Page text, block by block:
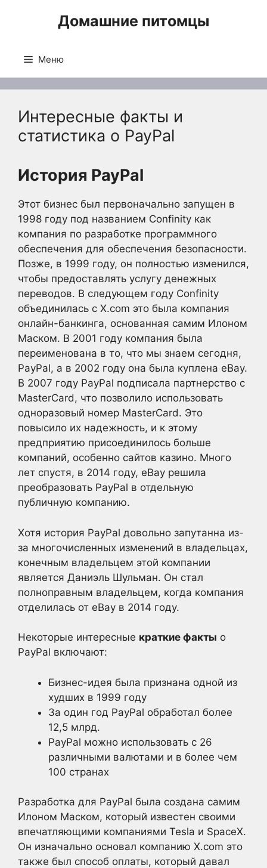
Домашние питомцы
Меню
Интересные факты и
статистика о PayPal
История PayPal
Этот бизнес был первоначально запущен в
1998 году под названием Confinity как
компания по разработке программного
обеспечения для обеспечения безопасности.
Позже, в 1999 году, он полностью изменился,
чтобы предоставлять услугу денежных
переводов. В следующем году Confinity
объединилась с X.com это была компания
онлайн-банкинга, основанная самим Илоном
Маском. В 2001 году компания была
переименована в то, что мы знаем сегодня,
PayPal, а в 2002 году она была куплена eBay.
В 2007 году PayPal подписала партнерство с
MasterCard, что позволило использовать
одноразовый номер MasterCard. Это
повысило их надежность, и к этому
предприятию присоединилось больше
компаний, особенно сайтов казино. Много
лет спустя, в 2014 году, eBay решила
преобразовать PayPal в отдельную
публичную компанию.
Хотя история PayPal довольно запутанна из-
за многочисленных изменений в владельцах,
конечным владельцем этой компании
является Даниэль Шульман. Он стал
полноправным владельцем, когда компания
отделилась от eBay в 2014 году.
Некоторые интересные краткие факты о
PayPal включают:
Бизнес-идея была признана одной из
худших в 1999 году
За один год PayPal обработал более
12,5 млрд.
PayPal можно использовать с 26
различными валютами и в более чем
100 странах
Разработка для PayPal была создана самим
Илоном Маском, который известен своими
впечатляющими компаниями Tesla и SpaceX.
Он изначально основал компанию X.com это
также был способ оплаты, который давал